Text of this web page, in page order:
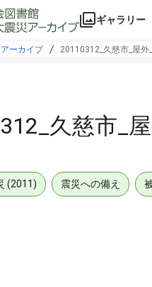
ギャラリー
アーカイブ 20110312_久慈市_屋外
久慈市_
(2011) 震災への備え